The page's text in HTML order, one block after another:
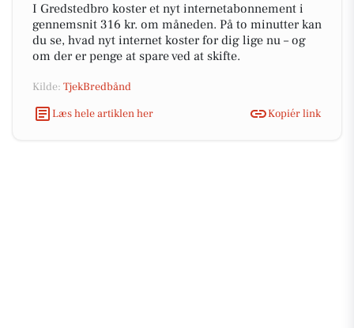
I Gredstedbro koster et nyt internetabonnement i
gennemsnit 316 kr. om måneden. På to minutter kan
du se, hvad nyt internet koster for dig lige nu – og
om der er penge at spare ved at skifte.
Kilde: TjekBredbånd
Læs hele artiklen her
Kopiér link